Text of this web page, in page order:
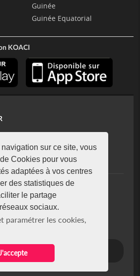
sur ce site, vous
Cookies pour vous
adaptées à vos centres
des statistiques de
le partage
sociaux.
paramétrer les cookies,
Guinée
Guinée Equatorial
KOACI
52 93
newsletter